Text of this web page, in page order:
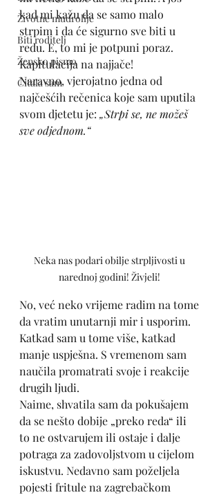
Životne mudrolije
Biti roditelj
Žensko pismo
Čitala sam
kad mi kažu da se samo malo
strpim i da će sigurno sve biti u
redu. E, to mi je potpuni poraz.
Kapitulacija na najjače!
Naravno, vjerojatno jedna od
najčešćih rečenica koje sam uputila
svom djetetu je: „Strpi se, ne možeš
sve odjednom.“
Neka nas podari obilje strpljivosti u
narednoj godini! Živjeli!
No, već neko vrijeme radim na tome
da vratim unutarnji mir i usporim.
Katkad sam u tome više, katkad
manje uspješna. S vremenom sam
naučila promatrati svoje i reakcije
drugih ljudi.
Naime, shvatila sam da pokušajem
da se nešto dobije „preko reda“ ili
to ne ostvarujem ili ostaje i dalje
potraga za zadovoljstvom u cijelom
iskustvu. Nedavno sam poželjela
pojesti fritule na zagrebačkom